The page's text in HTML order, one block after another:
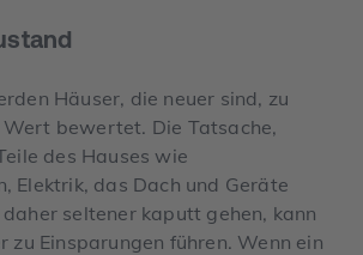
Häuser, die neuer sind, zu
Wert bewertet. Die Tatsache,
des Hauses wie
Elektrik, das Dach und Geräte
seltener kaputt gehen, kann
zu Einsparungen führen. Wenn ein